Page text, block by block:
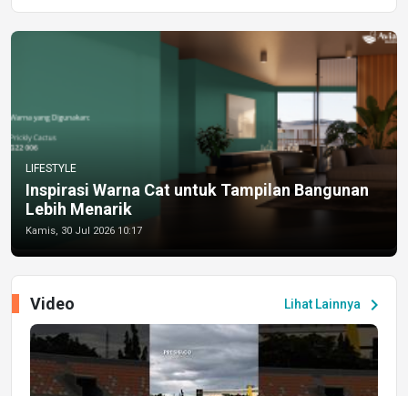
LIFESTYLE
Inspirasi Warna Cat untuk Tampilan Bangunan
Lebih Menarik
Kamis, 30 Jul 2026 10:17
Lihat Lainnya chevron_right
Video